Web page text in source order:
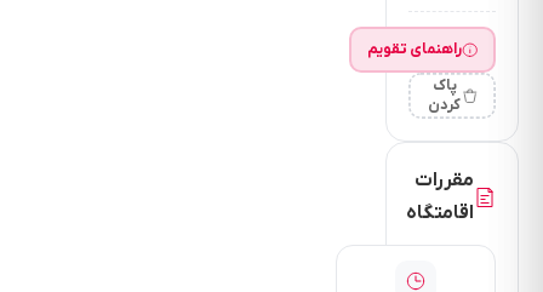
راهنمای تقویم
پاک
کردن
مقررات
اقامتگاه